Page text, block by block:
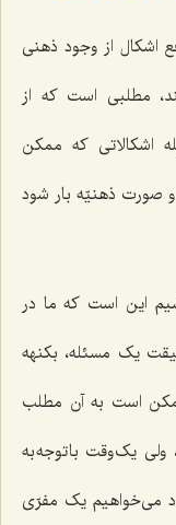
اشکال از وجود ذهنی
مطلبی است که از
اشکالاتی که ممکن
صورت ذهنیّه بار شود
این است که ما در
یک مسئله، بکنهه
است به آن مطلب
یک‌وقت با توجه به
می‌خواهیم یک مفرّی